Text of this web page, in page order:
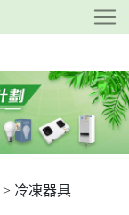
> 冷凍器具